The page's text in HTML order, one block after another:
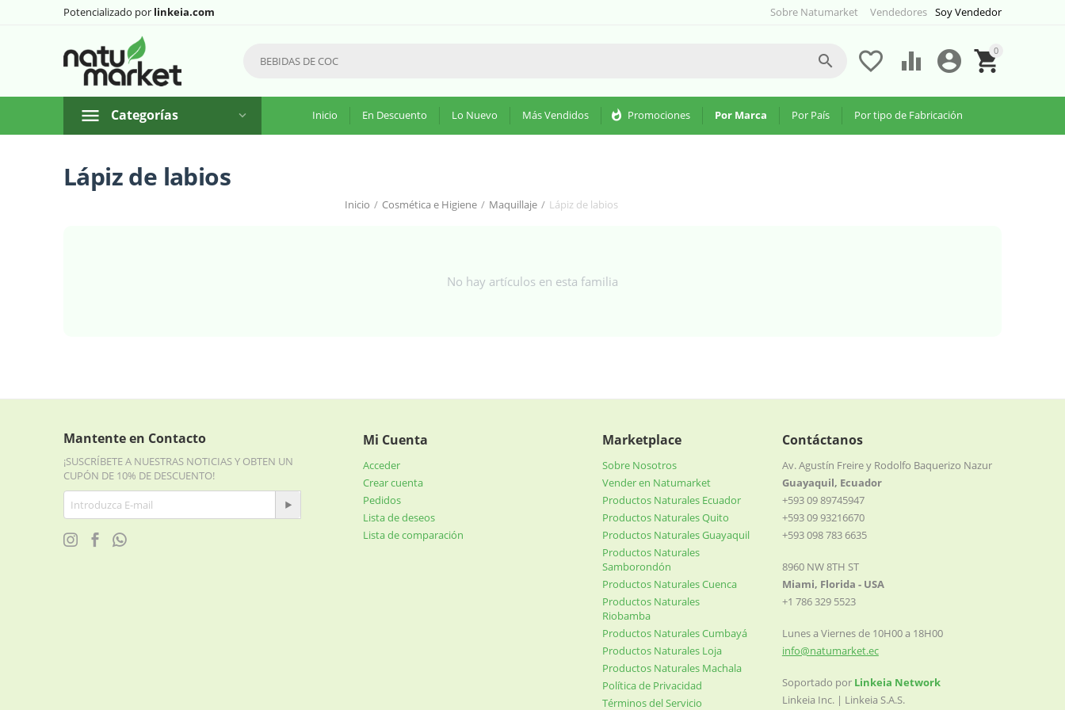
Potencializado por linkeia.com Soy Vendedor
Sobre Natumarket Vendedores
0


 

Categorías Inicio En Descuento Lo Nuevo Más Vendidos whatshot Promociones Por Marca Por País Por tipo de Fabricación
Lápiz de labios
Inicio / Cosmética e Higiene / Maquillaje / Lápiz de labios
No hay artículos en esta familia
Mantente en Contacto
¡SUSCRÍBETE A NUESTRAS NOTICIAS Y OBTEN UN
CUPÓN DE 10% DE DESCUENTO!
Mi Cuenta
Acceder
Crear cuenta
Pedidos
Lista de deseos
Lista de comparación
Marketplace
Sobre Nosotros
Vender en Natumarket
Productos Naturales Ecuador
Productos Naturales Quito
Productos Naturales Guayaquil
Productos Naturales
Samborondón
Productos Naturales Cuenca
Productos Naturales
Riobamba
Productos Naturales Cumbayá
Productos Naturales Loja
Productos Naturales Machala
Política de Privacidad
Términos del Servicio
Contáctanos
Av. Agustín Freire y Rodolfo Baquerizo Nazur
Guayaquil, Ecuador
+593 09 89745947
+593 09 93216670
+593 098 783 6635
8960 NW 8TH ST
Miami, Florida - USA
+1 786 329 5523
Lunes a Viernes de 10H00 a 18H00
info@natumarket.ec
Soportado por Linkeia Network
Linkeia Inc. | Linkeia S.A.S.